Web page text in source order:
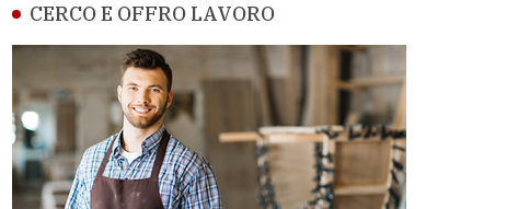
CERCO E OFFRO LAVORO